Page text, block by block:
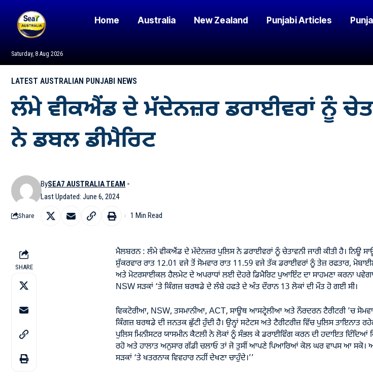
Saturday, 8 Aug 2026
Home Australia New Zealand Punjabi Articles
LATEST AUSTRALIAN PUNJABI NEWS
ਲੰਮੇ ਵੀਕਐਂਡ ਦੇ ਮੱਦੇਨਜ਼ਰ ਡਰਾਈਵਰਾਂ ਨੂੰ
ਨੇ ਡਬਲ ਡੀਮੈਰਿਟ
Last Updated: June 6, 2024
BySEA7 AUSTRALIA TEAM
Share 1 Min Read
SHARE
ਮੈਲਬਰਨ : ਲੰਮੇ ਵੀਕਐਂਡ ਦੇ ਮੱਦੇਨਜ਼ਰ ਪੁਲਿਸ ਨੇ ਡਰਾਈਵਰਾਂ ਨੂੰ ਚੇਤਾਵਨੀ ਜਾਰੀ ਕੀਤੀ ਹੈ। ਨਿਊ
ਸ਼ੁੱਕਰਵਾਰ ਰਾਤ 12.01 ਵਜੇ ਤੋਂ ਸੋਮਵਾਰ ਰਾਤ 11.59 ਵਜੇ ਤੱਕ ਡਰਾਈਵਰਾਂ ਨੂੰ ਤੇਜ਼ ਰਫਤਾਰ,
ਅਤੇ ਮੋਟਰਸਾਈਕਲ ਹੈਲਮੇਟ ਦੇ ਅਪਰਾਧਾਂ ਲਈ ਦੋਹਰੇ ਡਿਮੈਰਿਟ ਪੁਆਇੰਟ ਦਾ ਸਾਹਮਣਾ ਕਰਨਾ
NSW ਸੜਕਾਂ ‘ਤੇ ਕਿੰਗਜ਼ ਬਰਥਡੇ ਦੇ ਲੰਬੇ ਹਫਤੇ ਦੇ ਅੰਤ ਦੌਰਾਨ 13 ਲੋਕਾਂ ਦੀ ਮੌਤ ਹੋ ਗਈ ਸੀ।
ਵਿਕਟੋਰੀਆ, NSW, ਤਸਮਾਨੀਆ, ACT, ਸਾਊਥ ਆਸਟ੍ਰੇਲੀਆ ਅਤੇ ਨੌਰਦਰਨ ਟੈਰੀਟਰੀ ’ਚ
ਕਿੰਗਜ਼ ਬਰਥਡੇ ਦੀ ਜਨਤਕ ਛੁੱਟੀ ਹੁੰਦੀ ਹੈ। ਉਨ੍ਹਾਂ ਸਟੇਟਸ ਅਤੇ ਟੈਰੀਟਰੀਜ਼ ਵਿੱਚ ਪੁਲਿਸ ਤਾਇਨਾਤ
ਪੁਲਿਸ ਮਿਨੀਸਟਰ ਯਾਸਮੀਨ ਕੈਟਲੀ ਨੇ ਲੋਕਾਂ ਨੂੰ ਸੰਭਲ ਕੇ ਡਰਾਈਵਿੰਗ ਕਰਨ ਦੀ ਹਦਾਇਤ ਦਿੰਦਿਆਂ
ਰਹੋ ਅਤੇ ਹਾਲਾਤ ਅਨੁਸਾਰ ਗੱਡੀ ਚਲਾਓ ਤਾਂ ਜੋ ਤੁਸੀਂ ਆਪਣੇ ਪਿਆਰਿਆਂ ਕੋਲ ਘਰ ਵਾਪਸ ਆ ਸਕੋ।
ਸੜਕਾਂ ‘ਤੇ ਖਤਰਨਾਕ ਵਿਵਹਾਰ ਨਹੀਂ ਦੇਖਣਾ ਚਾਹੁੰਦੇ।’’